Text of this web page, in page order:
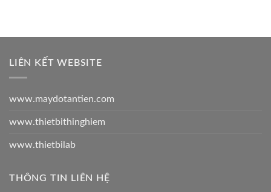
LIÊN KẾT WEBSITE
www.maydotantien.com
www.thietbithinghiem
www.thietbilab
THÔNG TIN LIÊN HỆ